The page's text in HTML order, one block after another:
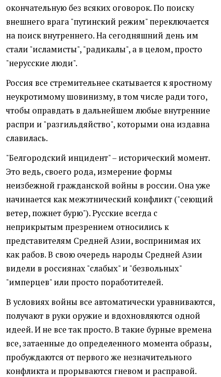
окончательную без всяких оговорок. По поиску
внешнего врага "путинский режим" переключается
на поиск внутреннего. На сегодняшний день им
стали "исламисты", "радикалы", а в целом, просто
"нерусские люди".
Россия все стремительнее скатывается к яростному
неукротимому шовинизму, в том числе ради того,
чтобы оправдать в дальнейшем любые внутренние
распри и "разгильдяйство", которыми она издавна
славилась.
"Белгородский инцидент" – исторический момент.
Это ведь, своего рода, измерение формы
неизбежной гражданской войны в россии. Она уже
начинается как межэтнический конфликт ("сеющий
ветер, пожнет бурю"). Русские всегда с
неприкрытым презрением относились к
представителям Средней Азии, воспринимая их
как рабов. В свою очередь народы Средней Азии
видели в россиянах "слабых" и "безвольных"
"имперцев" или просто поработителей.
В условиях войны все автоматически уравниваются,
получают в руки оружие и вдохновляются одной
идеей. И не все так просто. В такие бурные времена
все, затаенные до определенного момента образы,
пробуждаются от первого же незначительного
конфликта и прорываются гневом и расправой.